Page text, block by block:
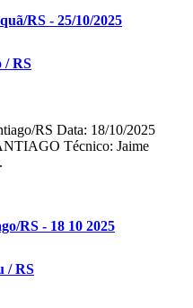
RS - 25/10/2025
/ RS
RS Data: 18/10/2025
Técnico: Jaime
RS - 18 10 2025
/ RS